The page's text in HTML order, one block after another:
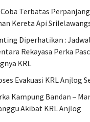
Terbatas
Kereta Api
Diperhatikan : Jadwal
Rekayasa Perka
KRL
Evakuasi KRL Anjlog
Kampung Bandan –
Akibat KRL Anjlog